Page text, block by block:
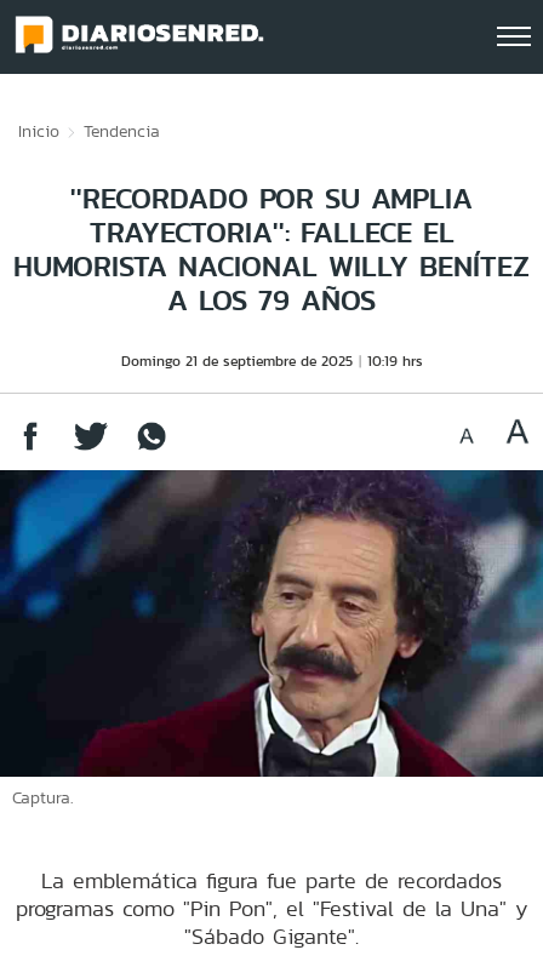
Inicio Tendencia
''RECORDADO POR SU AMPLIA
TRAYECTORIA'': FALLECE EL
HUMORISTA NACIONAL WILLY BENÍTEZ
A LOS 79 AÑOS
Domingo 21 de septiembre de 2025 10:19 hrs
Captura.
La emblemática figura fue parte de recordados
programas como "Pin Pon", el "Festival de la Una" y
"Sábado Gigante".